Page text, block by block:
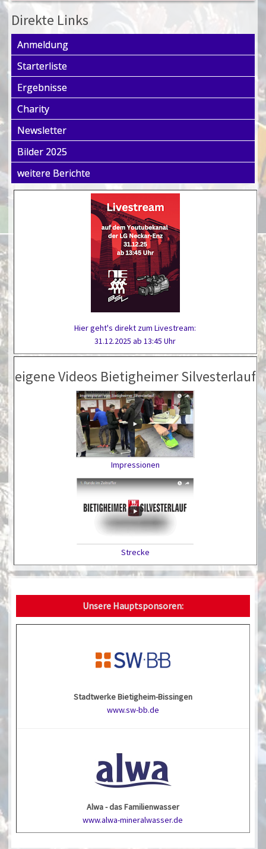
Direkte Links
Anmeldung
Starterliste
Ergebnisse
Charity
Newsletter
Bilder 2025
weitere Berichte
Hier geht's direkt zum Livestream:
31.12.2025 ab 13:45 Uhr
eigene Videos Bietigheimer Silvesterlauf
Impressionen
Strecke
Unsere Hauptsponsoren:
Stadtwerke Bietigheim-Bissingen
www.sw-bb.de
Alwa - das Familienwasser
www.alwa-mineralwasser.de